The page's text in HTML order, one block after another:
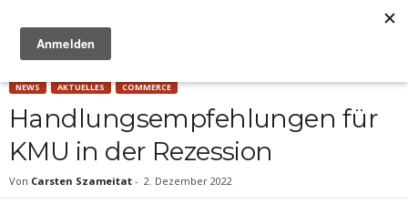
NEWS AKTUELLES COMMERCE
Handlungsempfehlungen für
KMU in der Rezession
Von Carsten Szameitat - 2. Dezember 2022